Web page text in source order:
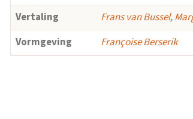
Vertaling
Frans van Bussel,
Vormgeving
Françoise Berserik